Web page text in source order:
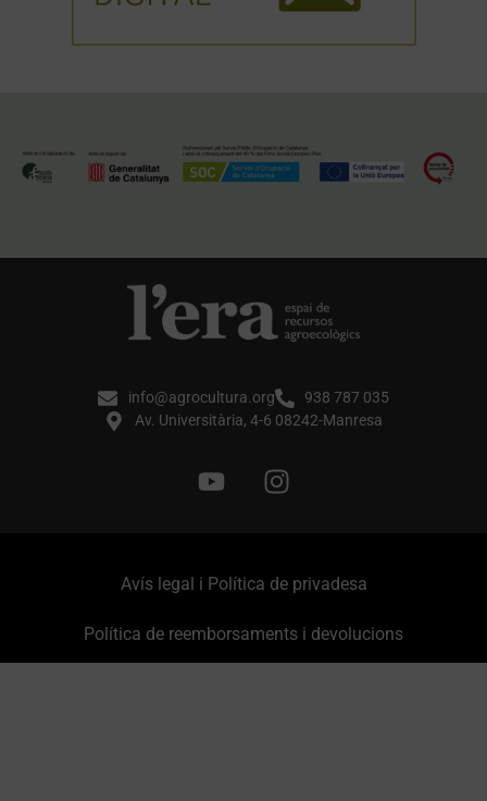
info@agrocultura.org
938 787 035
Av. Universitària, 4-6 08242-Manresa
Avís legal i Política de privadesa
Política de reemborsaments i devolucions